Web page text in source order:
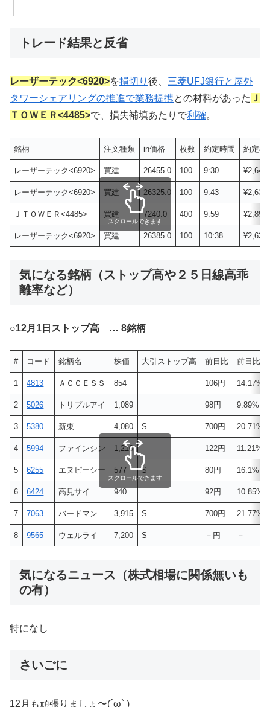
トレード結果と反省
レーザーテック<6920>を損切り 後、 三菱UFJ銀行と屋外
タワーシェアリングの推進で業務提携との材料があった Ｊ
ＴＯＷＥＲ<4485>で、損失補填あたりで利確。
銘柄 注文種類 in価格 枚数 約定時間 約定概
レーザーテック<6920> 買建 26455.0 100 9:30
レーザーテック<6920> 買建 26325.0 100 9:43
ＪＴＯＷＥＲ<4485> 買建 7240.0 400 9:59
レーザーテック<6920> 買建 26385.0 100 10:38
スクロールできます
気になる銘柄（ストップ高や２５日線高乖
離率など）
○12月1日ストップ高 … 8銘柄
# コード 銘柄名 株価 大引ストップ高 前日比 前日比
1 4813 ＡＣＣＥＳＳ 854 106円 14.17%
2 5026 トリプルアイ 1,089 98円 9.89%
3 5380 新東 4,080 S 700円 20.71%
4 5994 ファインシン 1,210 122円 11.21%
5 6255 エヌピーシー 577 S 80円 16.1%
6 6424 高見サイ 940 92円 10.85%
7 7063 バードマン 3,915 S 700円 21.77%
8 9565 ウェルライ 7,200 S －円 －
スクロールできます
気になるニュース（株式相場に関係無いも
の有）
特になし
さいごに
12月も頑張りましょ〜(´ω` )